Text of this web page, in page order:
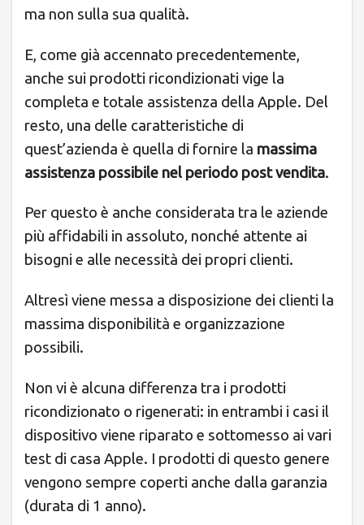
ma non sulla sua qualità.
E, come già accennato precedentemente,
anche sui prodotti ricondizionati vige la
completa e totale assistenza della Apple. Del
resto, una delle caratteristiche di
quest’azienda è quella di fornire la massima
assistenza possibile nel periodo post vendita.
Per questo è anche considerata tra le aziende
più affidabili in assoluto, nonché attente ai
bisogni e alle necessità dei propri clienti.
Altresì viene messa a disposizione dei clienti la
massima disponibilità e organizzazione
possibili.
Non vi è alcuna differenza tra i prodotti
ricondizionato o rigenerati: in entrambi i casi il
dispositivo viene riparato e sottomesso ai vari
test di casa Apple. I prodotti di questo genere
vengono sempre coperti anche dalla garanzia
(durata di 1 anno).